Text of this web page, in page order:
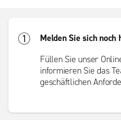
Melden Sie sich noch
Füllen Sie unser
informieren Sie das
geschäftlichen